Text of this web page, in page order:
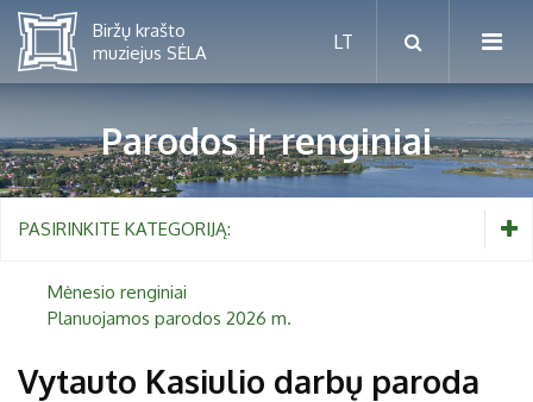
Mėnesio renginiai
Vaikams nuo 5 iki 10 metų
Parodos ir renginiai
PASIRINKITE KATEGORIJĄ:
Mėnesio renginiai
Planuojamos parodos 2026 m.
Vytauto Kasiulio darbų paroda